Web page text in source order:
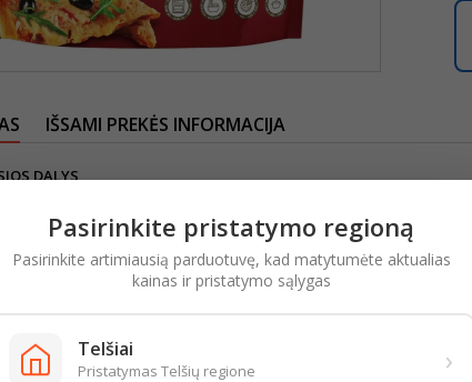
IŠSAMI PREKĖS INFORMACIJA
DALYS
RAUGAS, fermentas.
temperatūroje. Supakuotas naudojant apsaugines dujas.
(100G)
1428kJ/344kcal
Pasirinkite pristatymo regioną
Pasirinkite artimiausią parduotuvę, kad matytumėte aktualias
kainas ir pristatymo sąlygas
Telšiai
Pristatymas Telšių regione ›